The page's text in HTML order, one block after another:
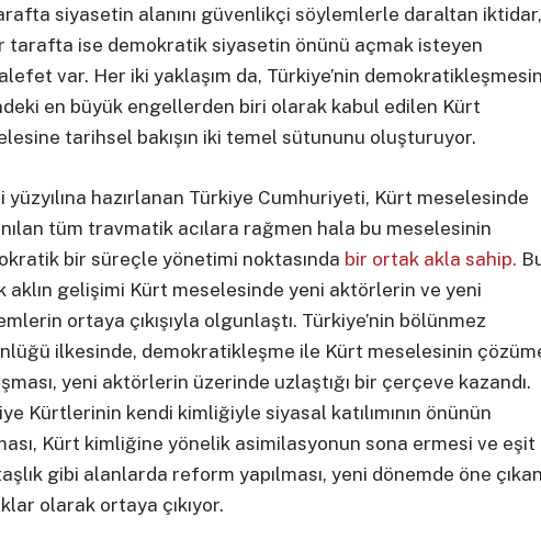
siyasetin alanını güvenlikçi söylemlerle daraltan iktidar,
tarafta ise demokratik siyasetin önünü açmak isteyen
var. Her iki yaklaşım da, Türkiye’nin
en büyük engellerden biri olarak kabul edilen Kürt
tarihsel bakışın iki temel sütununu oluşturuyor.
yüzyılına hazırlanan Türkiye Cumhuriyeti, Kürt meselesinde
tüm travmatik acılara rağmen hala bu meselesinin
bir süreçle yönetimi noktasında bir ortak akla sahip.
aklın gelişimi Kürt meselesinde yeni aktörlerin ve yeni
ortaya çıkışıyla olgunlaştı. Türkiye’nin bölünmez
ilkesinde, demokratikleşme ile Kürt meselesinin
yeni aktörlerin üzerinde uzlaştığı bir çerçeve kazandı.
Kürtlerinin kendi kimliğiyle siyasal katılımının önünün
Kürt kimliğine yönelik asimilasyonun sona ermesi ve eşit
gibi alanlarda reform yapılması, yeni dönemde öne çıkan
olarak ortaya çıkıyor.